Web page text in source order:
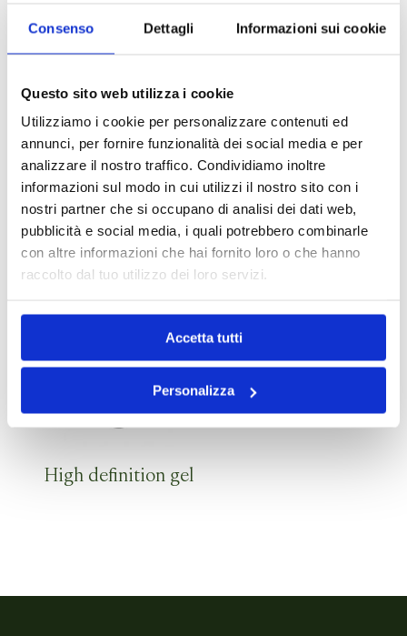
Consenso Dettagli Informazioni sui cookie
Questo sito web utilizza i cookie
Utilizziamo i cookie per personalizzare contenuti ed
annunci, per fornire funzionalità dei social media e per
analizzare il nostro traffico. Condividiamo inoltre
informazioni sul modo in cui utilizzi il nostro sito con i
nostri partner che si occupano di analisi dei dati web,
pubblicità e social media, i quali potrebbero combinarle
con altre informazioni che hai fornito loro o che hanno
raccolto dal tuo utilizzo dei loro servizi.
Accetta tutti
Personalizza
Finishing Forfora Gentleman
Maschera Nature Inside percorso
Percorso idratante profondo Percorso Nutriente Profondo
Revitalizing rinforzante Shampoo Shaving
Skincare Spray Styling Voluminosità
High definition gel